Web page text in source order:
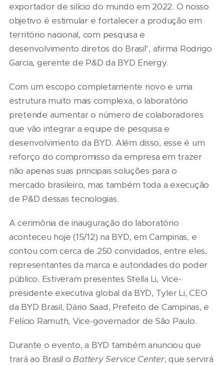
exportador de silício do mundo em 2022. O nosso
objetivo é estimular e fortalecer a produção em
território nacional, com pesquisa e
desenvolvimento diretos do Brasil", afirma Rodrigo
Garcia, gerente de P&D da BYD Energy.
Com um escopo completamente novo e uma
estrutura muito mais complexa, o laboratório
pretende aumentar o número de colaboradores
que vão integrar a equipe de pesquisa e
desenvolvimento da BYD. Além disso, esse é um
reforço do compromisso da empresa em trazer
não apenas suas principais soluções para o
mercado brasileiro, mas também toda a execução
de P&D dessas tecnologias.
A cerimônia de inauguração do laboratório
aconteceu hoje (15/12) na BYD, em Campinas, e
contou com cerca de 250 convidados, entre eles,
representantes da marca e autoridades do poder
público. Estiveram presentes Stella Li, Vice-
presidente executiva global da BYD, Tyler Li, CEO
da BYD Brasil, Dário Saad, Prefeito de Campinas, e
Felício Ramuth, Vice-governador de São Paulo.
Durante o evento, a BYD também anunciou que
trará ao Brasil oBattery Service Center, que servirá